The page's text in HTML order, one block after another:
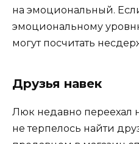
на эмоциональный.
эмоциональному
могут посчитать
Друзья навек
Люк недавно переехал
не терпелось найти